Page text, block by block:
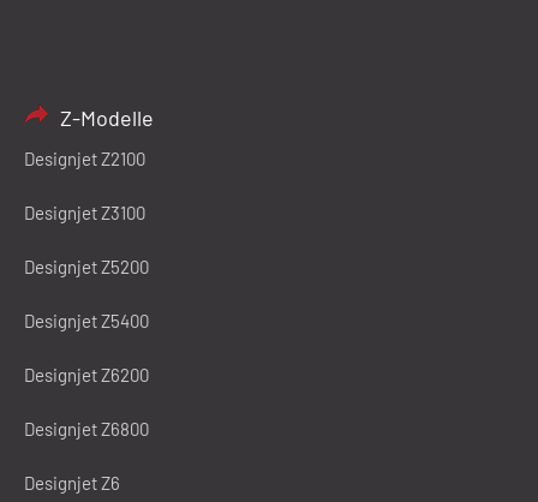
Z-Modelle
Designjet Z2100
Designjet Z3100
Designjet Z5200
Designjet Z5400
Designjet Z6200
Designjet Z6800
Designjet Z6